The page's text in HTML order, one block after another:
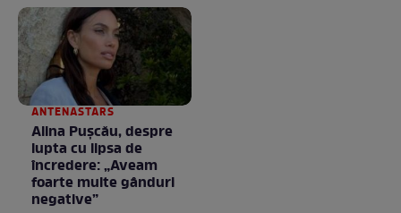
ANTENASTARS
Alina Pușcău, despre
lupta cu lipsa de
încredere: „Aveam
foarte multe gânduri
negative”